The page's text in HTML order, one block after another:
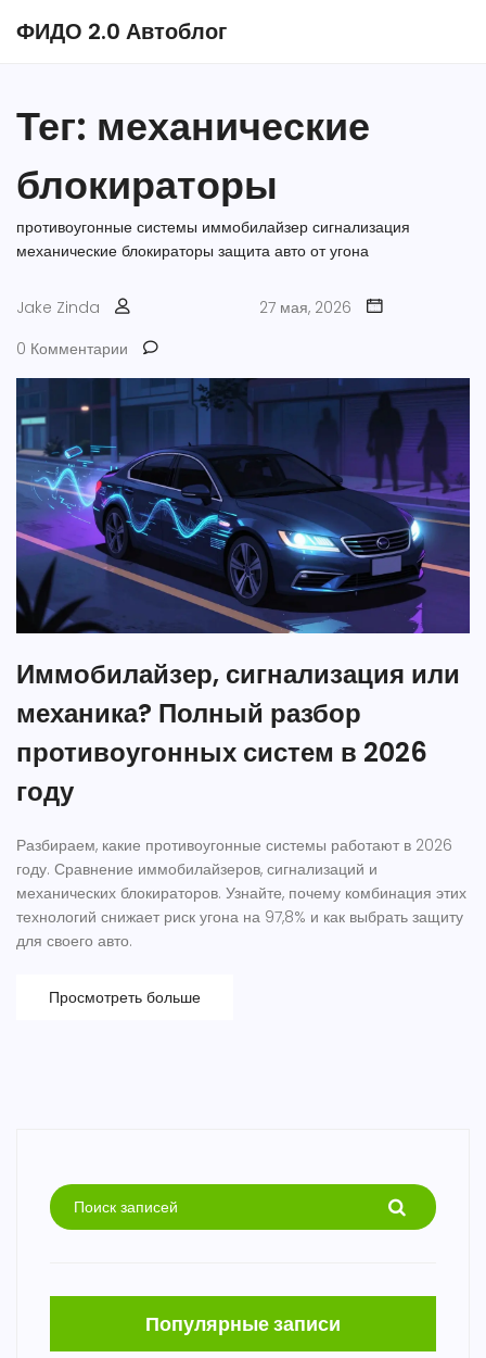
ФИДО 2.0 Автоблог
Тег: механические
блокираторы
противоугонные системы иммобилайзер сигнализация
механические блокираторы защита авто от угона
Jake Zinda
27 мая, 2026
0 Комментарии
Иммобилайзер, сигнализация или
механика? Полный разбор
противоугонных систем в 2026
году
Разбираем, какие противоугонные системы работают в 2026
году. Сравнение иммобилайзеров, сигнализаций и
механических блокираторов. Узнайте, почему комбинация этих
технологий снижает риск угона на 97,8% и как выбрать защиту
для своего авто.
Просмотреть больше
Популярные записи